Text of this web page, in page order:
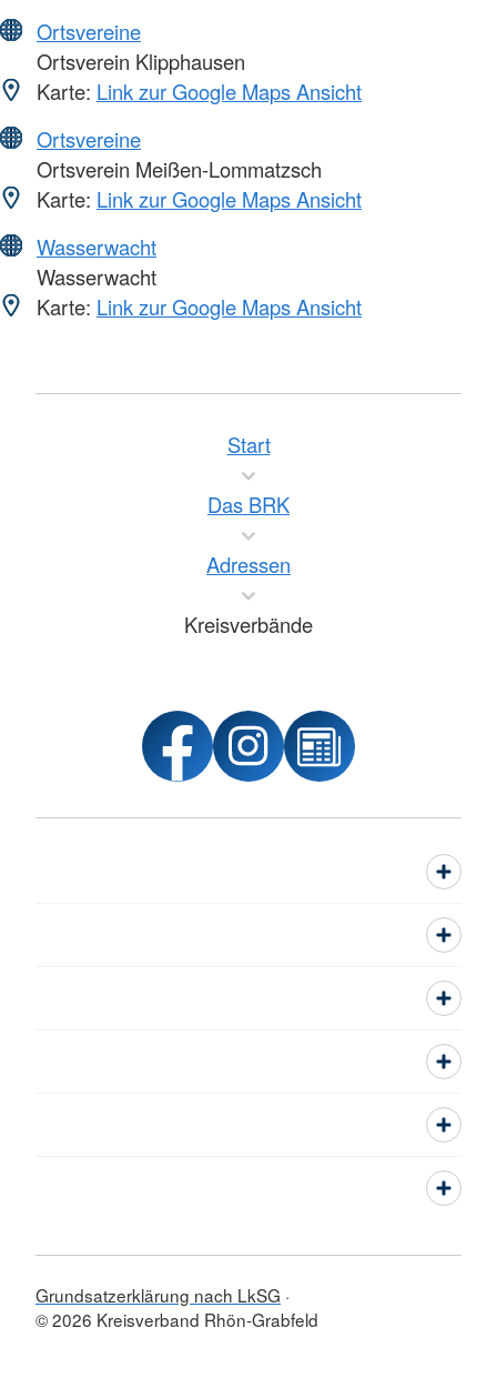
Ortsvereine
Ortsverein Klipphausen
Karte: Link zur Google Maps Ansicht
Ortsvereine
Ortsverein Meißen-Lommatzsch
Karte: Link zur Google Maps Ansicht
Wasserwacht
Wasserwacht
Karte: Link zur Google Maps Ansicht
Start
Das BRK
Adressen
Kreisverbände
Grundsatzerklärung nach LkSG
© 2026 Kreisverband Rhön-Grabfeld